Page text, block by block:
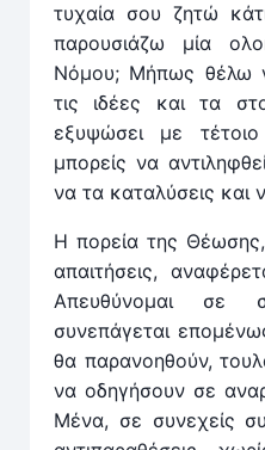
τυχαία σου ζητώ
παρουσιάζω μία
Νόμου; Μήπως θέλω
τις ιδέες και τα
εξυψώσει με
μπορείς να
να τα καταλύσεις και
Η πορεία της
απαιτήσεις,
Απευθύνομαι σε
συνεπάγεται
θα παρανοηθούν,
να οδηγήσουν σε
Μένα, σε συνεχείς